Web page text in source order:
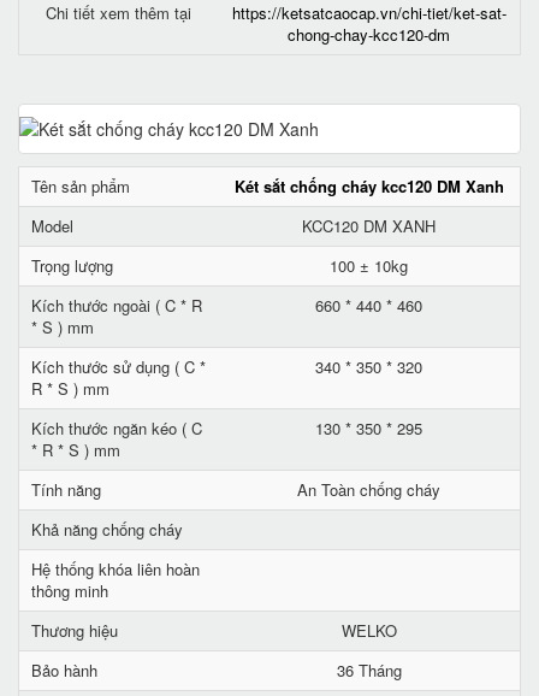
Chi tiết xem thêm tại
https://ketsatcaocap.vn/chi-tiet/ket-sat-
chong-chay-kcc120-dm
Tên sản phẩm
Két sắt chống cháy kcc120 DM Xanh
Model
KCC120 DM XANH
Trọng lượng
100 ± 10kg
Kích thước ngoài ( C * R
* S ) mm
660 * 440 * 460
Kích thước sử dụng ( C *
R * S ) mm
340 * 350 * 320
Kích thước ngăn kéo ( C
* R * S ) mm
130 * 350 * 295
Tính năng
An Toàn chống cháy
Khả năng chống cháy
Hệ thống khóa liên hoàn
thông minh
Thương hiệu
WELKO
Bảo hành
36 Tháng